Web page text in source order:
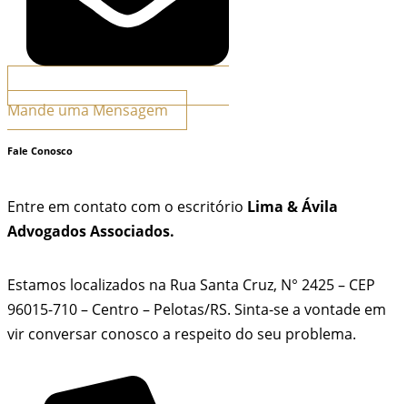
Mande uma Mensagem
Fale Conosco
Entre em contato com o escritório Lima & Ávila
Advogados Associados.
Estamos localizados na Rua Santa Cruz, N° 2425 – CEP
96015-710 – Centro – Pelotas/RS. Sinta-se a vontade em
vir conversar conosco a respeito do seu problema.